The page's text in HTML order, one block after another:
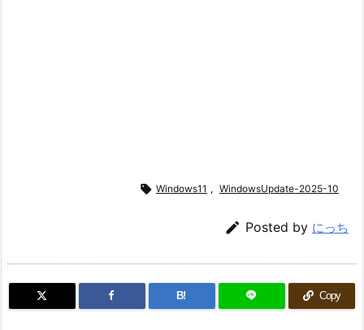
 Windows11 , WindowsUpdate-2025-10
 Posted by にっち
B! Copy